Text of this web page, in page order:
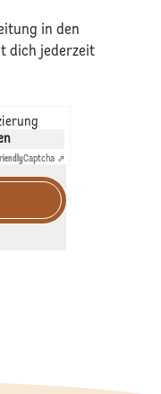
in den
dich jederzeit
Captcha ⇗